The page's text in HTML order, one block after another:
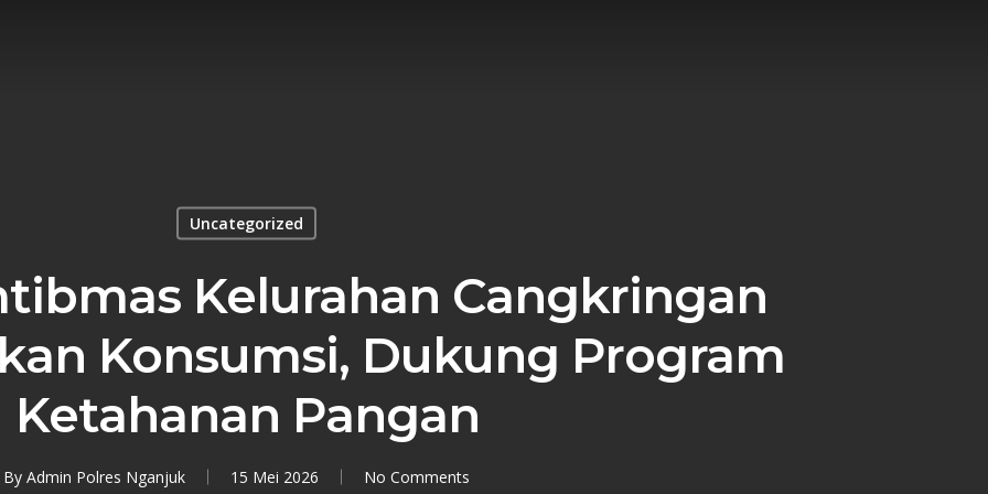
Uncategorized
Kelurahan Cangkringan
Konsumsi, Dukung Program
Ketahanan Pangan
By Admin Polres Nganjuk 15 Mei 2026 No Comments